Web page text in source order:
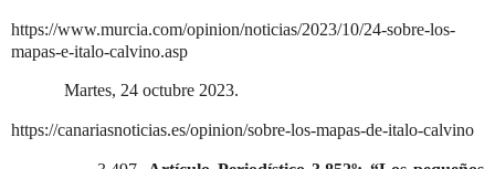
https://www.murcia.com/opinion/noticias/2023/10/24-sobre-los-
mapas-e-italo-calvino.asp
Martes, 24 octubre 2023.
https://canariasnoticias.es/opinion/sobre-los-mapas-de-italo-calvino